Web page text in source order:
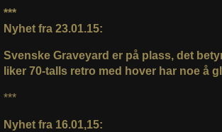
***
Nyhet fra 23.01.15:
Svenske Graveyard er på plass, det
liker 70-talls retro med hover har noe å
***
Nyhet fra 16.01,15: